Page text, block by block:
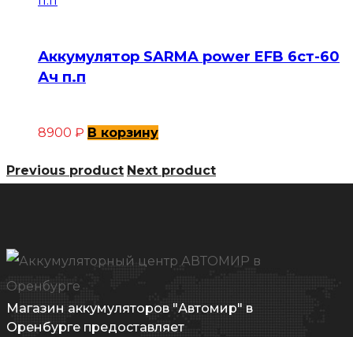
Аккумулятор SARMA power EFB 6ст-60
Ач п.п
8900 ₽ В корзину
Previous product Next product
Магазин аккумуляторов "Автомир" в
Оренбурге предоставляет